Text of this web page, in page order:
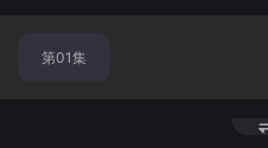
第01集